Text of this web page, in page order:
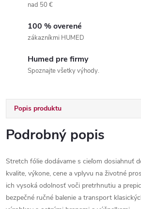
nad 50 €
100 % overené
zákazníkmi HUMED
Humed pre firmy
Spoznajte všetky výhody.
Popis produktu
Podrobný popis
Stretch fólie dodávame s cieľom dosiahnuť
kvalite, výkone, cene a vplyvu na životné
ich vysoká odolnosť voči pretrhnutiu a
bezpečné ručné balenie a transport